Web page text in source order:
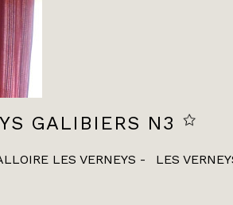
GALIBIERS N3
LES VERNEYS LES